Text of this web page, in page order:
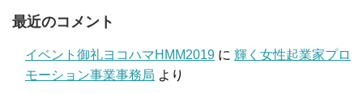
最近のコメント
イベント御礼ヨコハマHMM2019 に 輝く女性起業家プロ
モーション事業事務局 より